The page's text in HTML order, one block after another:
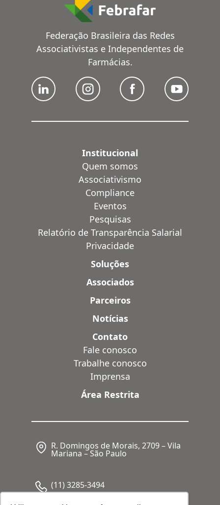
Federação Brasileira das Redes
Associativistas e Independentes de
Farmácias.
Institucional
Quem somos
Associativismo
Compliance
Eventos
Pesquisas
Relatório de Transparência Salarial
Privacidade
Soluções
Associados
Parceiros
Notícias
Contato
Fale conosco
Trabalhe conosco
Imprensa
Área Restrita
R. Domingos de Morais, 2709 – Vila
Mariana – São Paulo
(11) 3285-3494